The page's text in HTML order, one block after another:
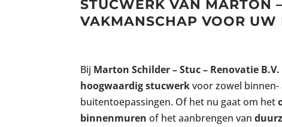
STUCWERK VAN MARTON –
VAKMANSCHAP VOOR UW
Bij Marton Schilder – Stuc – Renovatie B.V.
hoogwaardig stucwerkvoor zowel binnen-
buitentoepassingen. Of het nu gaat om het
binnenmuren of het aanbrengen van